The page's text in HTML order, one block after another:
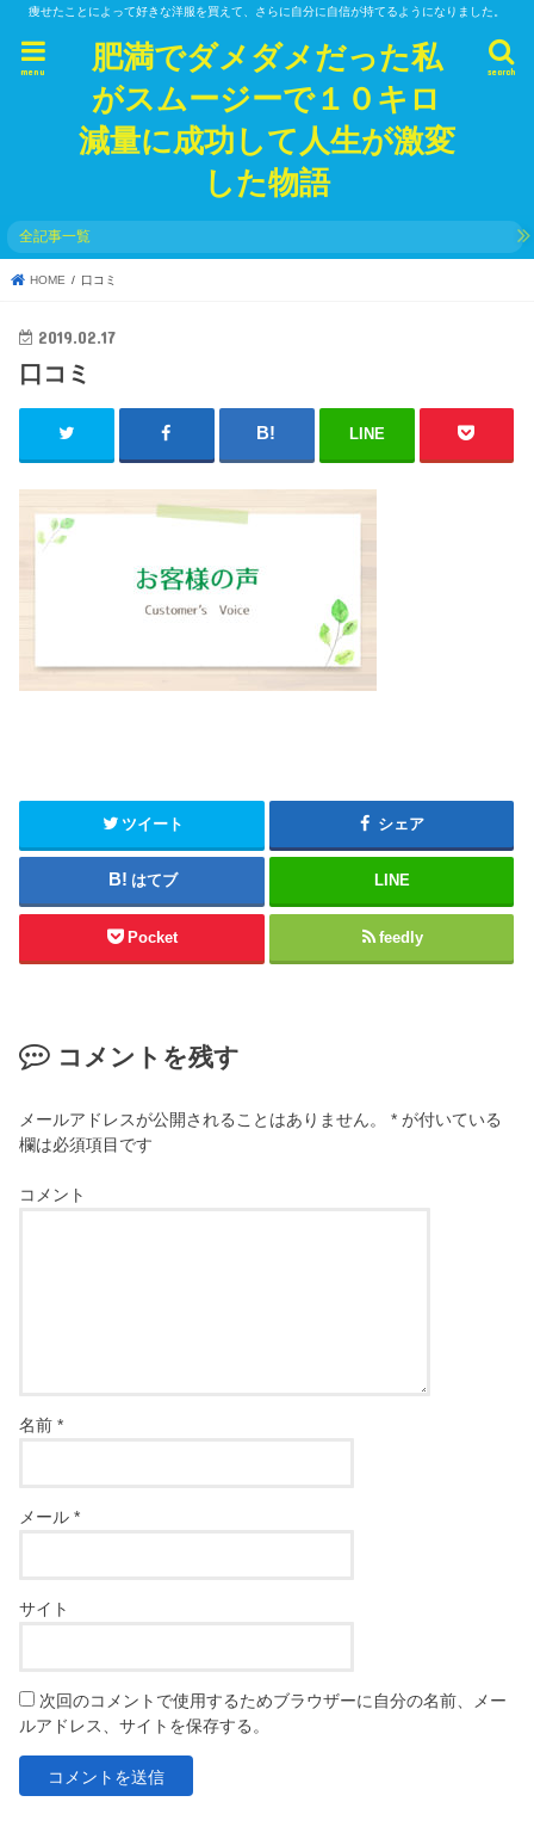
痩せたことによって好きな洋服を買えて、さらに自分に自信が持てるようになりました。
肥満でダメダメだった私
がスムージーで１０キロ
減量に成功して人生が激変
した物語
search
menu
全記事一覧
HOME 口コミ
2019.02.17
口コミ
LINE
ツイート シェア
はてブ LINE
Pocket feedly
コメントを残す
メールアドレスが公開されることはありません。 * が付いている
欄は必須項目です
コメント
名前*
メール*
サイト
次回のコメントで使用するためブラウザーに自分の名前、メー
ルアドレス、サイトを保存する。